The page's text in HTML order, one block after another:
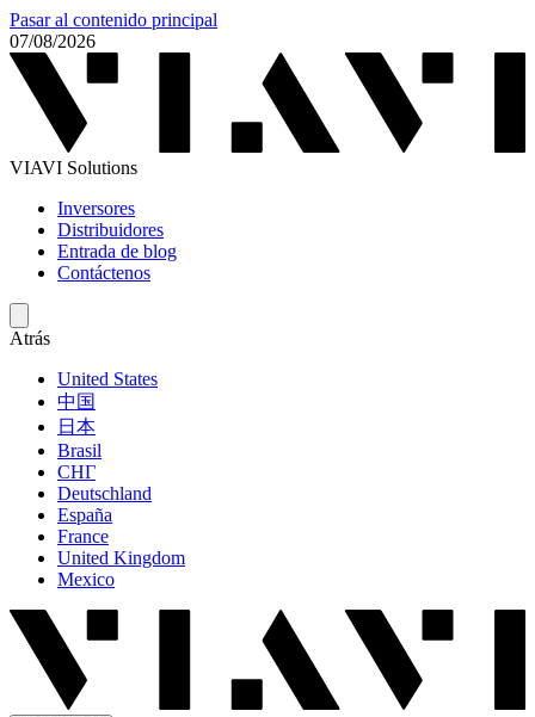
Pasar al contenido principal
07/08/2026
VIAVI Solutions
Inversores
Distribuidores
Entrada de blog
Contáctenos
Atrás
United States
中国
日本
Brasil
СНГ
Deutschland
España
France
United Kingdom
Mexico